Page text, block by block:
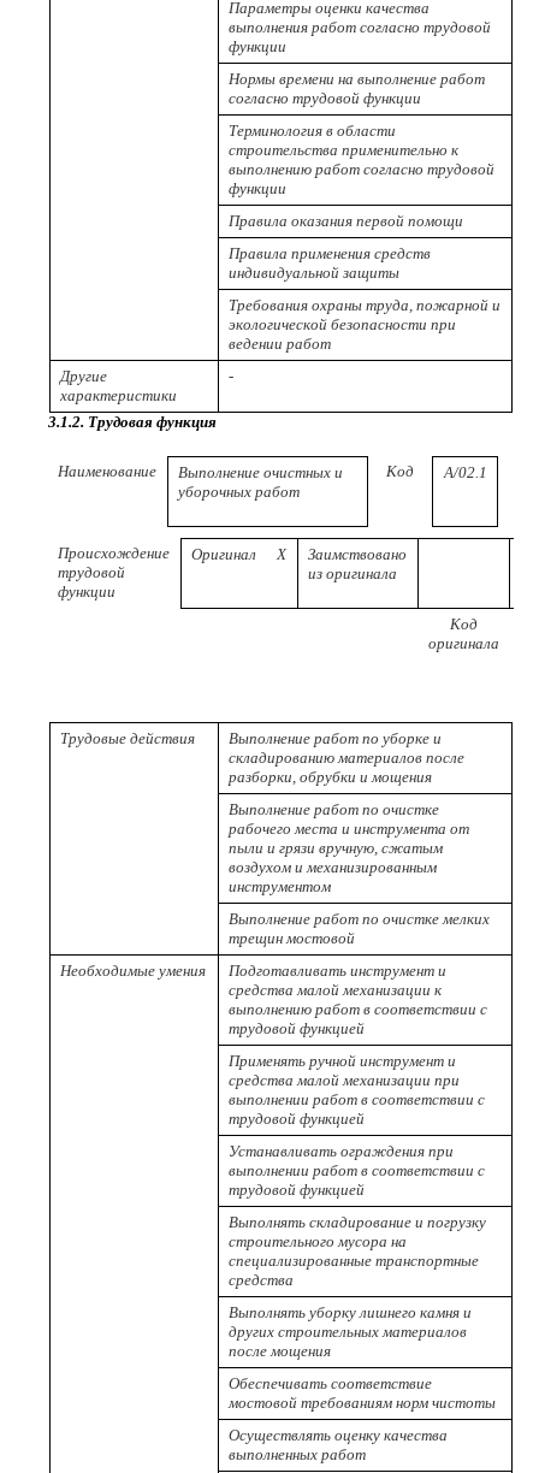
Параметры оценки качества
выполнения работ согласно трудовой
функции
Нормы времени на выполнение работ
согласно трудовой функции
Терминология в области
строительства применительно к
выполнению работ согласно трудовой
функции
Правила оказания первой помощи
Правила применения средств
индивидуальной защиты
Требования охраны труда, пожарной и
экологической безопасности при
ведении работ
Другие
характеристики
-
3.1.2. Трудовая функция
Наименование
Выполнение очистных и
уборочных работ
Код A/02.1
Происхождение
трудовой
функции
Оригинал Х
Заимствовано
из оригинала
Код
оригинала
Трудовые действия
Выполнение работ по уборке и
складированию материалов после
разборки, обрубки и мощения
Выполнение работ по очистке
рабочего места и инструмента от
пыли и грязи вручную, сжатым
воздухом и механизированным
инструментом
Выполнение работ по очистке мелких
трещин мостовой
Необходимые умения
Подготавливать инструмент и
средства малой механизации к
выполнению работ в соответствии с
трудовой функцией
Применять ручной инструмент и
средства малой механизации при
выполнении работ в соответствии с
трудовой функцией
Устанавливать ограждения при
выполнении работ в соответствии с
трудовой функцией
Выполнять складирование и погрузку
строительного мусора на
специализированные транспортные
средства
Выполнять уборку лишнего камня и
других строительных материалов
после мощения
Обеспечивать соответствие
мостовой требованиям норм чистоты
Осуществлять оценку качества
выполненных работ